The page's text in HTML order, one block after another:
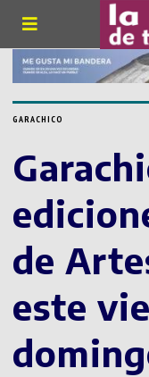
GARACHICO
de
este